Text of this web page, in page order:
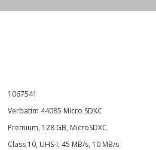
1067541
Verbatim 44085 Micro SDXC
Premium, 128 GB, MicroSDXC,
Class 10, UHS-I, 45 MB/s, 10 MB/s